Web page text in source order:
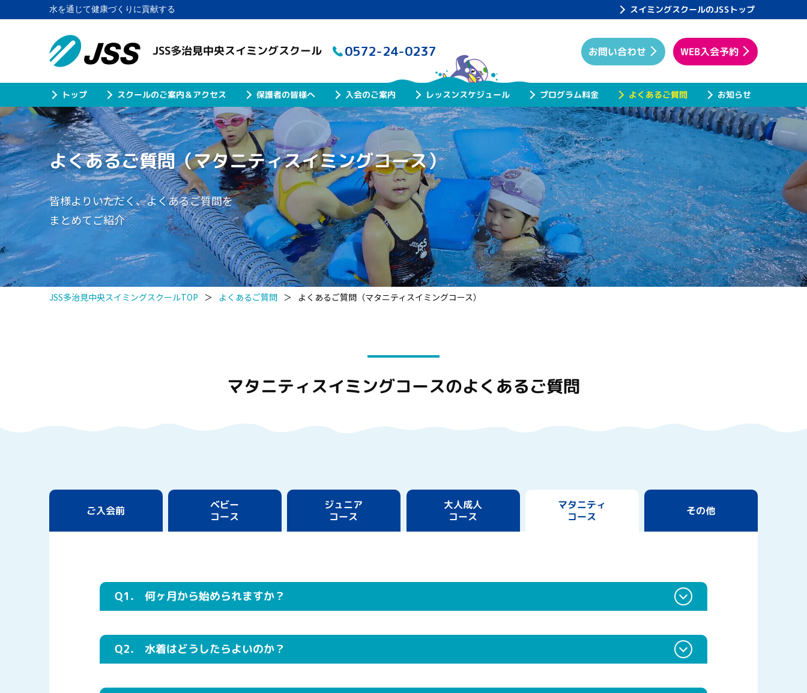
水を通じて健康づくりに貢献する スイミングスクールのJSSトップ
JSS多治見中央スイミングスクール 0572-24-0237
トップ スクールのご案内＆アクセス 保護者の皆様へ 入会のご案内 レッスンスケジュール プログラム料金 よくあるご質問 お知らせ
お問い合わせ WEB入会予約
よくあるご質問（マタニティスイミングコース）
皆様よりいただく、よくあるご質問を
まとめてご紹介
JSS多治見中央スイミングスクールTOP ＞ よくあるご質問 ＞ よくあるご質問（マタニティスイミングコース）
マタニティスイミングコースのよくあるご質問
ご入会前
ベビー
コース
ジュニア
コース
大人成人
コース
マタニティ
コース その他
Q1. 何ヶ月から始められますか？
Q2. 水着はどうしたらよいのか？